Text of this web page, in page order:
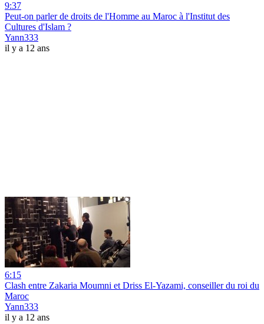
9:37
Peut-on parler de droits de l'Homme au Maroc à l'Institut des
Cultures d'Islam ?
Yann333
il y a 12 ans
6:15
Clash entre Zakaria Moumni et Driss El-Yazami, conseiller du roi du
Maroc
Yann333
il y a 12 ans